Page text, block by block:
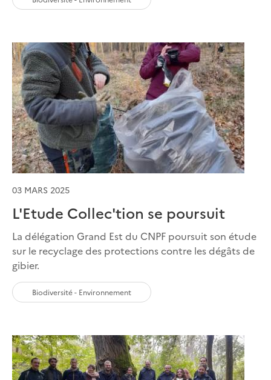
03 MARS 2025
L'Etude Collec'tion se poursuit
La délégation Grand Est du CNPF poursuit son étude
sur le recyclage des protections contre les dégâts de
gibier.
Biodiversité - Environnement